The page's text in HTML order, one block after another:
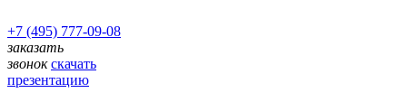
+7 (495) 777-09-08
заказать
звонок скачать
презентацию